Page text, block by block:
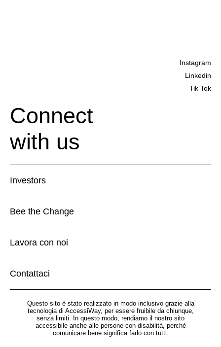
Connect
with us
Instagram
Linkedin
Tik Tok
Investors
Bee the Change
Lavora con noi
Contattaci
Questo sito è stato realizzato in modo inclusivo grazie alla
tecnologia di AccessiWay, per essere fruibile da chiunque,
senza limiti. In questo modo, rendiamo il nostro sito
accessibile anche alle persone con disabilità, perché
comunicare bene significa farlo con tutti.